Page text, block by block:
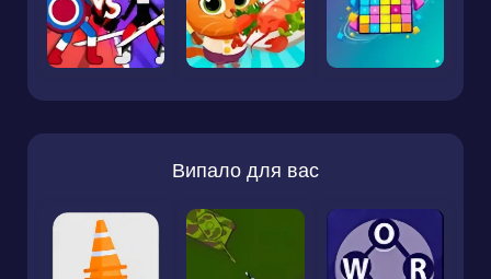
Випало для вас